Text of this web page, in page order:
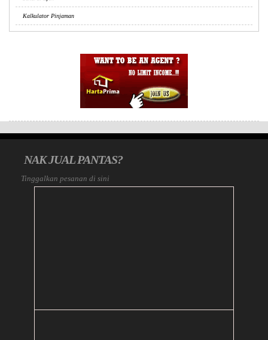
Kalkulator Pinjaman
NAK JUAL PANTAS?
Tinggalkan pesanan di sini